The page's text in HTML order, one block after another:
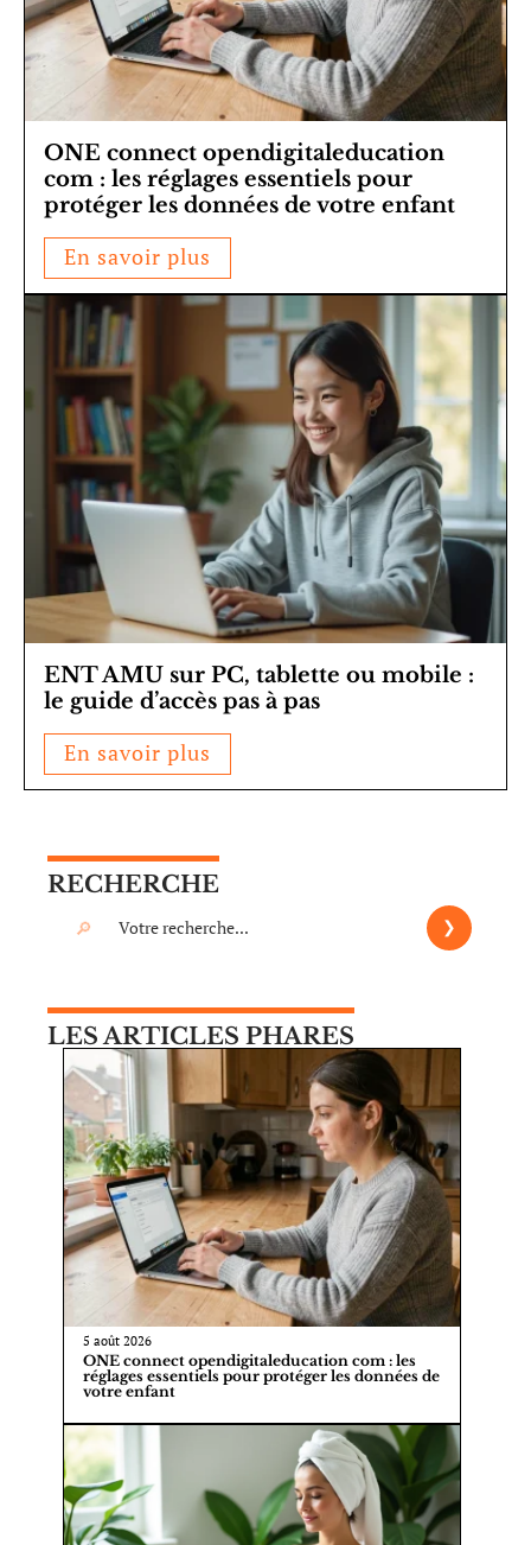
ONE connect opendigitaleducation
com : les réglages essentiels pour
protéger les données de votre enfant
En savoir plus
ENT AMU sur PC, tablette ou mobile :
le guide d’accès pas à pas
En savoir plus
RECHERCHE
LES ARTICLES PHARES
5 août 2026
ONE connect opendigitaleducation com : les
réglages essentiels pour protéger les données de
votre enfant